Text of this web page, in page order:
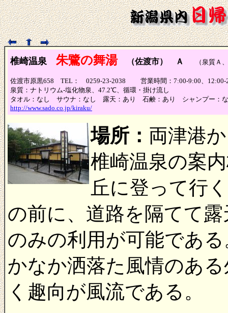
椎崎温泉 朱鷺の舞湯 （佐渡市） Ａ （泉質Ａ
佐渡市原黒658 TEL： 0259-23-2038 営業時間：7:00-9:00、12:00-
泉質：ナトリウム-塩化物泉、47.2℃、循環・掛け流し
タオル：なし サウナ：なし 露天：あり 石鹸：あり シャンプー：
http://www.sado.co.jp/kiraku/
場所： 両津港
椎崎温泉の案
丘に登って行
の前に、道路を隔てて
のみの利用が可能であ
かなか洒落た風情のあ
く趣向が風流である。